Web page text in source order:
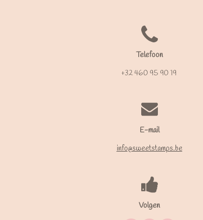
Telefoon
+32 460 95 90 19
E-mail
info@sweetstamps.be
Volgen